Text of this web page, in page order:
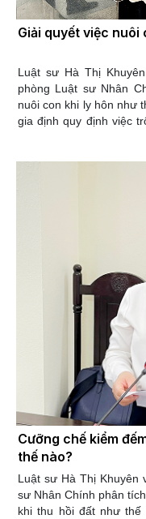
Giải quyết việc nuôi
Luật sư Hà Thị
phòng Luật sư Nhân
nuôi con khi ly hôn như
gia định quy định việc
để tự nuôi mình theo
đình, Bộ luật Dân sự và
Cưỡng chế kiểm
thế nào?
Luật sư Hà Thị Khuyên
sư Nhân Chính phân
khi thu hồi đất như thế